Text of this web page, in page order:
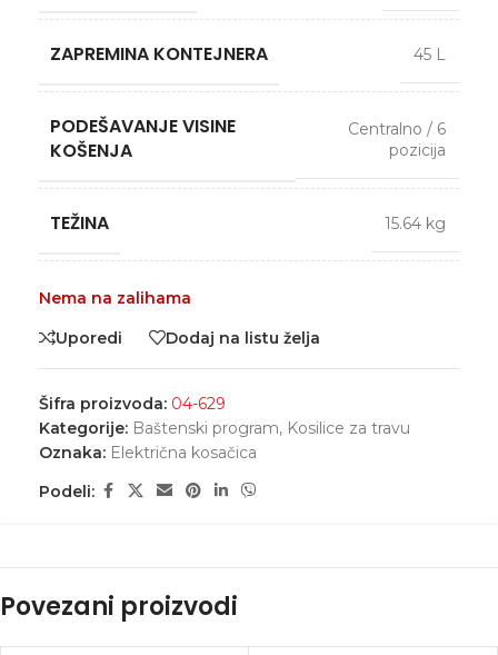
ZAPREMINA KONTEJNERA 45 L
PODEŠAVANJE VISINE
KOŠENJA
Centralno / 6
pozicija
TEŽINA 15.64 kg
Nema na zalihama
Uporedi
Dodaj na listu želja
Šifra proizvoda: 04-629
Kategorije: Baštenski program, Kosilice za travu
Oznaka: Električna kosačica
Podeli:
Povezani proizvodi